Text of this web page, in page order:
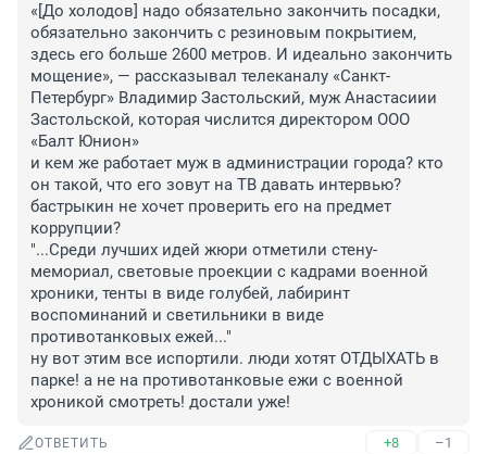
«[До холодов] надо обязательно закончить посадки,
обязательно закончить с резиновым покрытием,
здесь его больше 2600 метров. И идеально закончить
мощение», — рассказывал телеканалу «Санкт-
Петербург» Владимир Застольский, муж Анастасиии
Застольской, которая числится директором ООО
«Балт Юнион»
и кем же работает муж в администрации города? кто
он такой, что его зовут на ТВ давать интервью?
бастрыкин не хочет проверить его на предмет
коррупции?
"...Среди лучших идей жюри отметили стену-
мемориал, световые проекции с кадрами военной
хроники, тенты в виде голубей, лабиринт
воспоминаний и светильники в виде
противотанковых ежей..."
ну вот этим все испортили. люди хотят ОТДЫХАТЬ в
парке! а не на противотанковые ежи с военной
хроникой смотреть! достали уже!
ОТВЕТИТЬ +8 –1